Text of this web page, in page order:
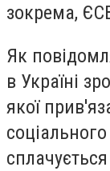
зокрема,
Як
в Україні
якої